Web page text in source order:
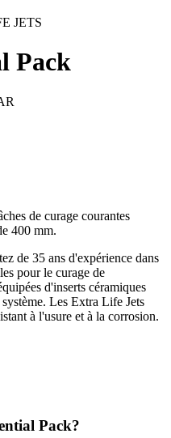
JETS
Pack
de curage courantes
400 mm.
de 35 ans d'expérience dans
pour le curage de
d'inserts céramiques
Les Extra Life Jets
à l'usure et à la corrosion.
Pack?